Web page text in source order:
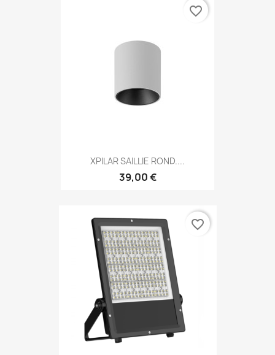
XPILAR SAILLIE ROND....
39,00 €
favorite_border
favorite_border